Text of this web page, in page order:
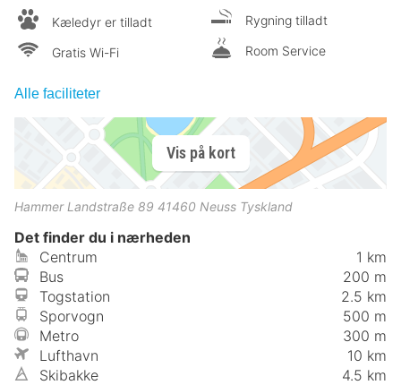
Kæledyr er tilladt
Gratis Wi-Fi
Rygning tilladt
Room Service
Alle faciliteter
Vis på kort
Hammer Landstraße 89 41460 Neuss Tyskland
Det finder du i nærheden
Centrum
1 km
Bus
200 m
Togstation
2.5 km
Sporvogn
500 m
Metro
300 m
Lufthavn
10 km
Skibakke
4.5 km